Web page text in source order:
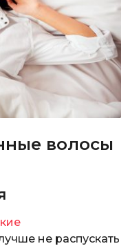
волосы
не распускать